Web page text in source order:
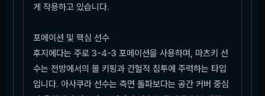
게 작용하고 있습니다.
포메이션 및 핵심 선수
후지에다는 주로 3-4-3 포메이션을 사용하며, 마츠키 선
수는 전방에서의 볼 키핑과 간헐적 침투에 주력하는 타입
입니다. 아사쿠라 선수는 측면 돌파보다는 공간 커버 중심